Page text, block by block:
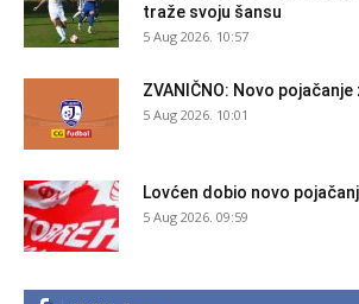
traže svoju šansu
5 Aug 2026. 10:57
ZVANIČNO: Novo
5 Aug 2026. 10:01
Lovćen dobio novo
5 Aug 2026. 09:59